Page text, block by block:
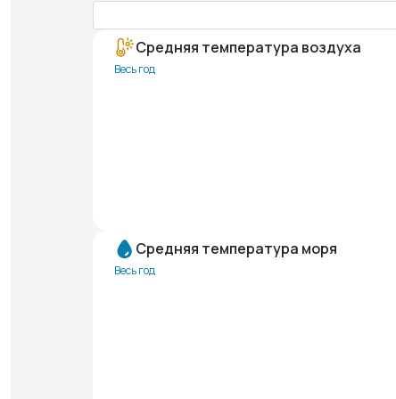
Средняя температура воздуха
Весь год
Средняя температура моря
Весь год